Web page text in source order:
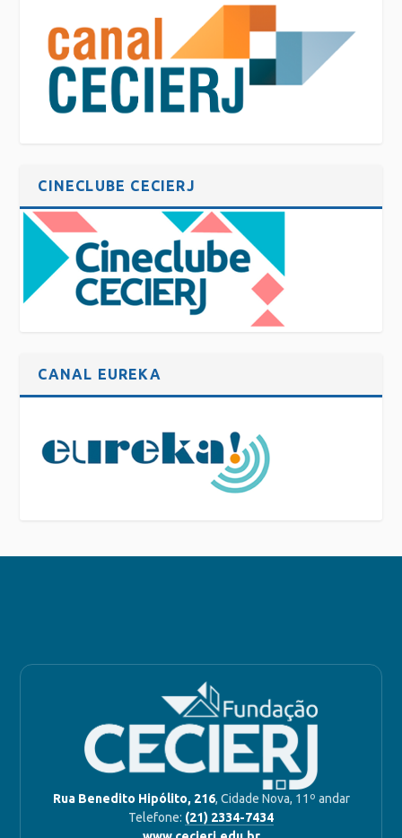
CINECLUBE CECIERJ
CANAL EUREKA
Rua Benedito Hipólito, 216, Cidade Nova, 11º andar
Telefone: (21) 2334-7434